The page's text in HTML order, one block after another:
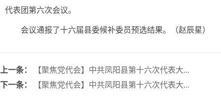
代表团第六次会议。
会议通报了十六届县委候补委员预选结果。（赵辰星）
上一条：
【聚焦党代会】中共凤阳县第十六次代表大...
下一条：
【聚焦党代会】中共凤阳县第十六次代表大...